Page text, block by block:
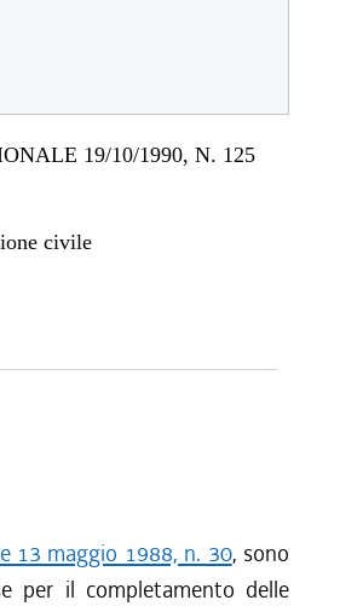
19/10/1990, N. 125
civile
13 maggio 1988, n. 30, sono
per il completamento delle